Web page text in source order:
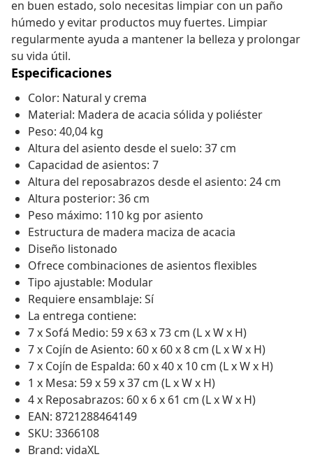
en buen estado, solo necesitas limpiar con un paño
húmedo y evitar productos muy fuertes. Limpiar
regularmente ayuda a mantener la belleza y prolongar
su vida útil.
Especificaciones
Color: Natural y crema
Material: Madera de acacia sólida y poliéster
Peso: 40,04 kg
Altura del asiento desde el suelo: 37 cm
Capacidad de asientos: 7
Altura del reposabrazos desde el asiento: 24 cm
Altura posterior: 36 cm
Peso máximo: 110 kg por asiento
Estructura de madera maciza de acacia
Diseño listonado
Ofrece combinaciones de asientos flexibles
Tipo ajustable: Modular
Requiere ensamblaje: Sí
La entrega contiene:
7 x Sofá Medio: 59 x 63 x 73 cm (L x W x H)
7 x Cojín de Asiento: 60 x 60 x 8 cm (L x W x H)
7 x Cojín de Espalda: 60 x 40 x 10 cm (L x W x H)
1 x Mesa: 59 x 59 x 37 cm (L x W x H)
4 x Reposabrazos: 60 x 6 x 61 cm (L x W x H)
EAN: 8721288464149
SKU: 3366108
Brand: vidaXL